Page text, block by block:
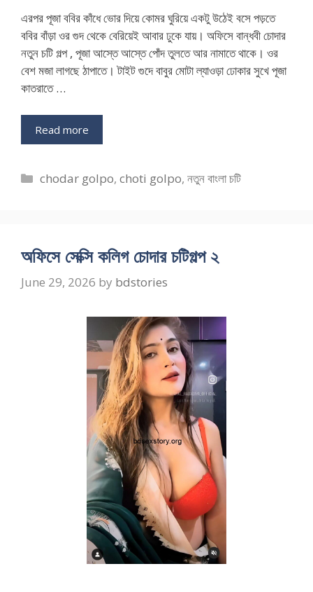
এরপর পূজা ববির কাঁধে ভোর দিয়ে কোমর ঘুরিয়ে একটু উঠেই বসে পড়তে
ববির বাঁড়া ওর গুদ থেকে বেরিয়েই আবার ঢুকে যায়। অফিসে বান্ধবী চোদার
নতুন চটি গল্প , পূজা আস্তে আস্তে পোঁদ তুলতে আর নামাতে থাকে। ওর
বেশ মজা লাগছে ঠাপাতে। টাইট গুদে বাবুর মোটা ল্যাওড়া ঢোকার সুখে পূজা
কাতরাতে …
Read more
Categories
chodar golpo,choti golpo,নতুন বাংলা চটি
অফিসে সেক্সি কলিগ চোদার চটিগল্প ২
June 29, 2026 by bdstories